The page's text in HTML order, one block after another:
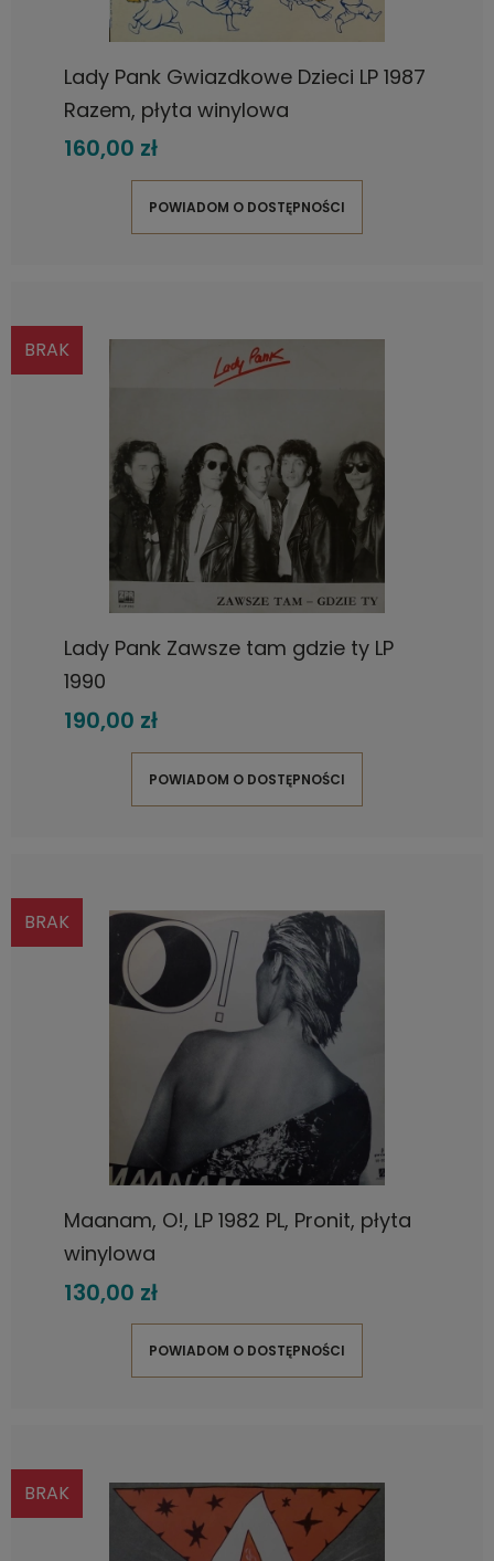
Lady Pank Gwiazdkowe Dzieci LP 1987
Razem, płyta winylowa
160,00 zł
POWIADOM O DOSTĘPNOŚCI
Lady Pank Zawsze tam gdzie ty LP
1990
190,00 zł
POWIADOM O DOSTĘPNOŚCI
BRAK
Maanam, O!, LP 1982 PL, Pronit, płyta
winylowa
130,00 zł
POWIADOM O DOSTĘPNOŚCI
BRAK
BRAK